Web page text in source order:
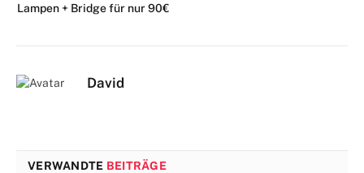
Lampen + Bridge für nur 90€
David
VERWANDTE BEITRÄGE